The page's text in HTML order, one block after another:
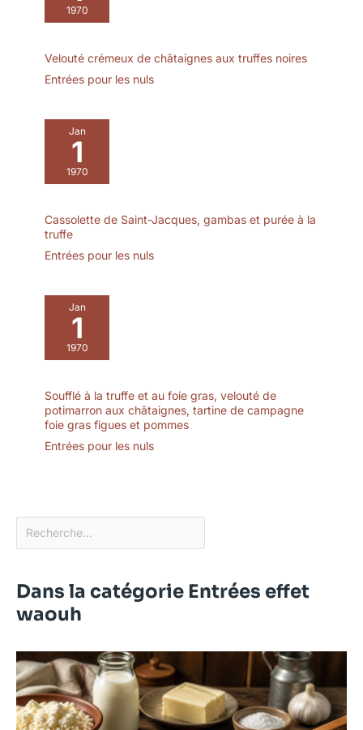
1970
Velouté crémeux de châtaignes aux truffes noires
Entrées pour les nuls
Jan
1
1970
Cassolette de Saint-Jacques, gambas et purée à la
truffe
Entrées pour les nuls
Jan
1
1970
Soufflé à la truffe et au foie gras, velouté de
potimarron aux châtaignes, tartine de campagne
foie gras figues et pommes
Entrées pour les nuls
Dans la catégorie Entrées effet
waouh